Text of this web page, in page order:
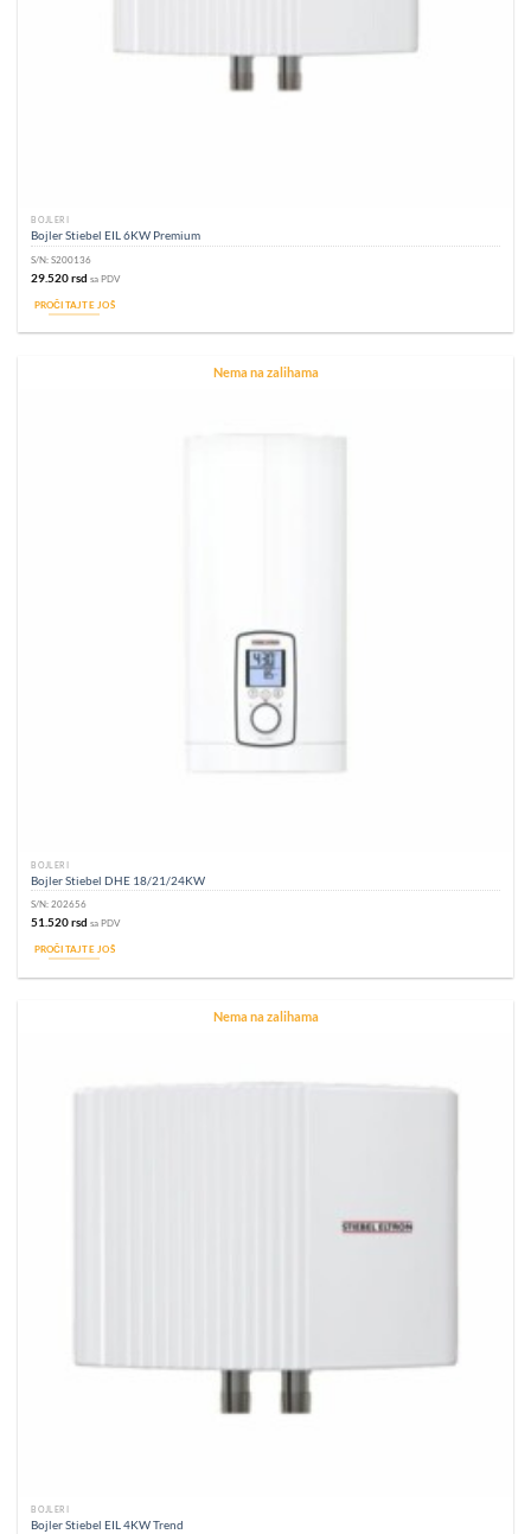
BOJLERI
Bojler Stiebel EIL 6KW Premium
S/N:S200136
29.520rsd sa PDV
PROČITAJTE JOŠ
Nema na zalihama
BOJLERI
Bojler Stiebel DHE 18/21/24KW
S/N:202656
51.520rsd sa PDV
PROČITAJTE JOŠ
Nema na zalihama
BOJLERI
Bojler Stiebel EIL 4KW Trend